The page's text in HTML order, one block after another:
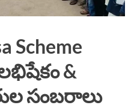
Scheme
&
సంబరాలు